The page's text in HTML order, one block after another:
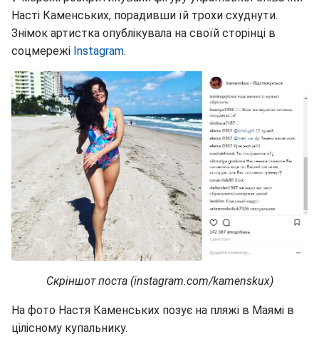
Насті Каменських, порадивши їй трохи схуднути.
Знімок артистка опублікувала на своїй сторінці в
соцмережі Instagram.
Скріншот поста (instagram.com/kamenskux)
На фото Настя Каменських позує на пляжі в Маямі в
цілісному купальнику.